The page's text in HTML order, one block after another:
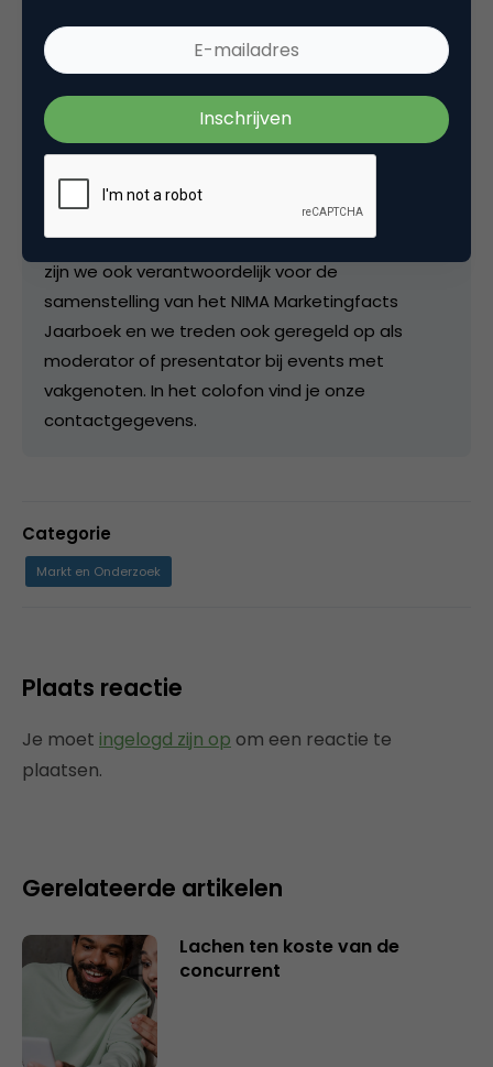
Redactie
Hoofdredactie bijMarketingfacts
De postings op de site worden door de redactie
beoordeeld en ingepland en als we er tijd voor
vinden, schrijven we zelf een artikel. Als redactie
zijn we ook verantwoordelijk voor de
samenstelling van het NIMA Marketingfacts
Jaarboek en we treden ook geregeld op als
moderator of presentator bij events met
vakgenoten. In het colofon vind je onze
contactgegevens.
Categorie
Markt en Onderzoek
Plaats reactie
Je moet ingelogd zijn op om een reactie te
plaatsen.
Gerelateerde artikelen
Lachen ten koste van de
concurrent